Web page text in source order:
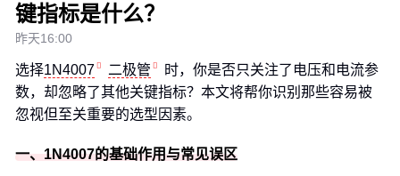
键指标是什么？
昨天16:00
选择1N4007 二极管
时，你是否只关注了电压和电流参
数，却忽略了其他关键指标？本文将帮你识别那些容易被
忽视但至关重要的选型因素。
一、1N4007的基础作用与常见误区